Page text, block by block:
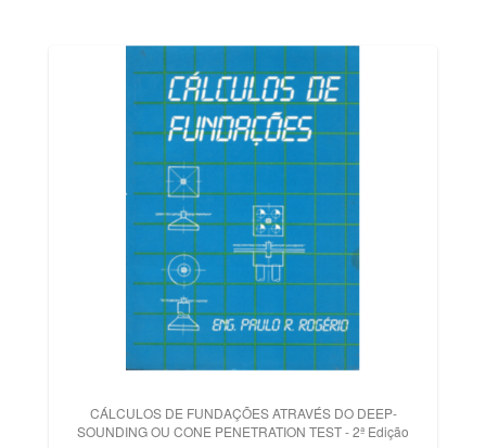
CÁLCULOS DE FUNDAÇÕES ATRAVÉS DO DEEP-
SOUNDING OU CONE PENETRATION TEST - 2ª Edição